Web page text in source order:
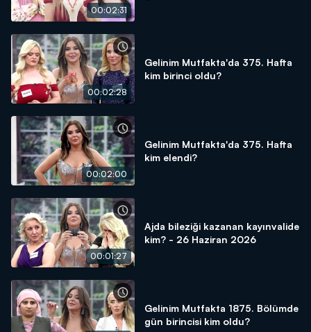
00:02:31
00:02:28
Gelinim Mutfakta'da 375. Hafta
kim birinci oldu?
00:02:00
Gelinim Mutfakta'da 375. Hafta
kim elendi?
00:01:27
Ajda bileziği kazanan kayınvalide
kim? - 26 Haziran 2026
Gelinim Mutfakta 1875. Bölümde
gün birincisi kim oldu?